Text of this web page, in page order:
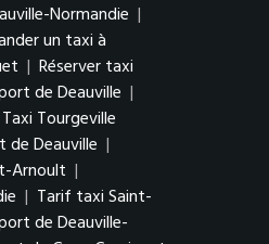
Normandie |
un taxi à
| Réserver taxi
de Deauville |
Taxi Tourgeville
de Deauville |
Arnoult |
| Tarif taxi Saint-
de Deauville-